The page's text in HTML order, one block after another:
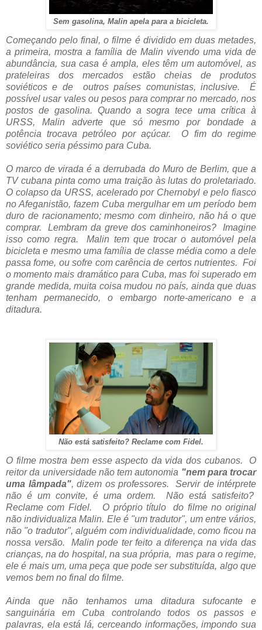
Sem gasolina, Malin apela para a bicicleta.
Começando pelo final, o filme é dividido em duas metades,
a primeira, mostra a família de Malin vivendo uma vida de
abundância, sua casa é ampla, eles têm um automóvel, as
prateleiras dos mercados estão cheias de produtos
soviéticos e de outros países comunistas, inclusive. É
possível usar vales ou pesos para comprar no mercado, nos
postos de gasolina. Quando a sogra tece uma crítica à
URSS, Malin adverte que só mesmo por bondade a
potência trocava petróleo por açúcar. O fim do regime
soviético seria péssimo para Cuba.
O marco de virada é a derrubada do Muro de Berlim, que a
TV cubana pinta como uma traição às lutas do proletariado.
O colapso da URSS, acelerado por Chernobyl e pelo fiasco
no Afeganistão, fazem Cuba mergulhar em um período bem
duro de racionamento; mesmo com dinheiro, não há o que
comprar. Lembram da greve dos caminhoneiros? Imagine
isso como regra. Malin tem que trocar o automóvel pela
bicicleta e mesmo uma família de classe média como a dele
passa fome, ou sofre com carência de certos nutrientes. Foi
o momento mais dramático para Cuba, mas foi superado em
grande medida, muita coisa mudou no país, ainda que duas
tenham permanecido, o embargo norte-americano e a
ditadura.
Não está satisfeito? Reclame com Fidel.
O filme mostra bem esse aspecto da vida dos cubanos. O
reitor da universidade não tem autonomia "nem para trocar
uma lâmpada", dizem os professores. Servir de intérprete
não é um convite, é uma ordem. Não está satisfeito?
Reclame com Fidel. O próprio título do filme no original
não individualiza Malin. Ele é "um tradutor", um entre vários,
não "o tradutor", alguém com individualidade, como ficou na
nossa versão. Malin pode ter feito a diferença na vida das
crianças, na do hospital, na sua própria, mas para o regime,
ele é mais um, uma peça que pode ser substituída, algo que
vemos bem no final do filme.
Ainda que não tenhamos uma ditadura sufocante e
sanguinária em Cuba controlando todos os passos e
palavras, ela está lá, cerceando informações, impondo sua